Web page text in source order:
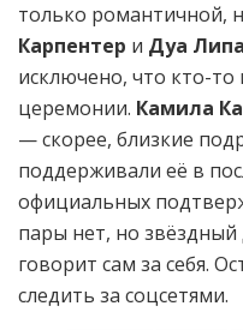
только романтичной,
Карпентер и Дуа Липа
исключено, что кто-то
церемонии. Камила
— скорее, близкие
поддерживали её в
официальных
пары нет, но
говорит сам за себя.
следить за соцсетями.